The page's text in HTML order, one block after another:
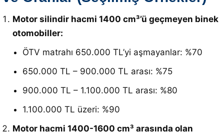
Motor silindir hacmi 1400 cm³’ü geçmeyen binek
otomobiller:
ÖTV matrahı 650.000 TL’yi aşmayanlar: %70
650.000 TL – 900.000 TL arası: %75
900.000 TL – 1.100.000 TL arası: %80
1.100.000 TL üzeri: %90
Motor hacmi 1400-1600 cm³ arasında olan